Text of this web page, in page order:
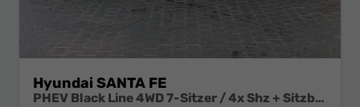
Hyundai SANTA FE
PHEV Black Line 4WD 7-Sitzer / 4x Shz + Sitzbelüftung ACC Head-Up 360° Kam. Leder Alu 20"